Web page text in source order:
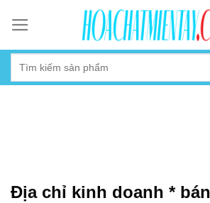
content
Địa chỉ kinh doanh *